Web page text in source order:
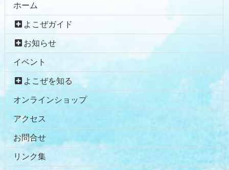
ホーム
よこぜガイド
お知らせ
イベント
よこぜを知る
オンラインショップ
アクセス
お問合せ
リンク集